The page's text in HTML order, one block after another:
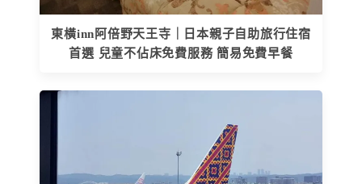
東橫inn阿倍野天王寺｜日本親子自助旅行住宿
首選 兒童不佔床免費服務 簡易免費早餐